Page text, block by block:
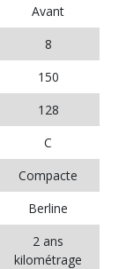
Avant
8
150
128
C
Compacte
Berline
2 ans
kilométrage